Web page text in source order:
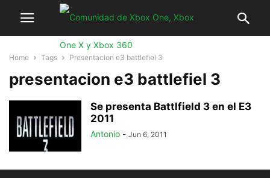
Home Tags Presentacion e3 battlefiel 3
presentacion e3 battlefiel 3
Se presenta Battlfield 3 en el E3
2011
Antonio - Jun 6, 2011